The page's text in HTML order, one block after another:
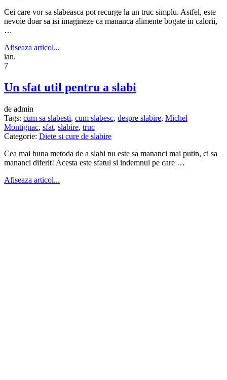
Cei care vor sa slabeasca pot recurge la un truc simplu. Astfel, este
nevoie doar sa isi imagineze ca mananca alimente bogate in calorii,
…
Afiseaza articol...
ian.
7
Un sfat util pentru a slabi
de admin
Tags: cum sa slabesti, cum slabesc, despre slabire, Michel
Montignac, sfat, slabire, truc
Categorie: Diete si cure de slabire
Cea mai buna metoda de a slabi nu este sa mananci mai putin, ci sa
mananci diferit! Acesta este sfatul si indemnul pe care …
Afiseaza articol...